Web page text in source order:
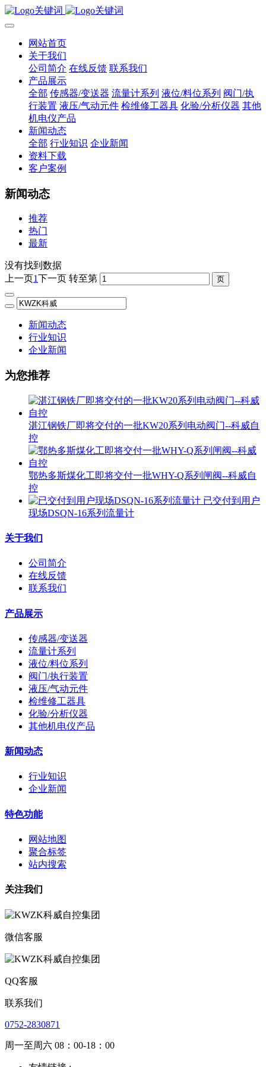
网站首页
关于我们
公司简介 在线反馈 联系我们
产品展示
全部 传感器/变送器 流量计系列 液位/料位系列 阀门/执
行装置 液压/气动元件 检维修工器具 化验/分析仪器 其他
机电仪产品
新闻动态
全部 行业知识 企业新闻
资料下载
客户案例
新闻动态
推荐
热门
最新
没有找到数据
上一页1下一页 转至第
新闻动态
行业知识
企业新闻
为您推荐
湛江钢铁厂即将交付的一批KW20系列电动阀门--科威自
控
鄂热多斯煤化工即将交付一批WHY-Q系列闸阀--科威自
控
已交付到用户
现场DSQN-16系列流量计
关于我们
公司简介
在线反馈
联系我们
产品展示
传感器/变送器
流量计系列
液位/料位系列
阀门/执行装置
液压/气动元件
检维修工器具
化验/分析仪器
其他机电仪产品
新闻动态
行业知识
企业新闻
特色功能
网站地图
聚合标签
站内搜索
关注我们
微信客服
QQ客服
联系我们
0752-2830871
周一至周六 08：00-18：00